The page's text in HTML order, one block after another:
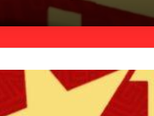
حسم قضية